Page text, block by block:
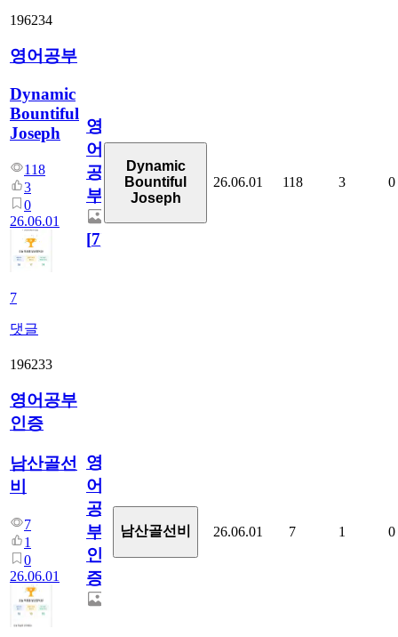
196234
영어공부
Dynamic
Bountiful
Joseph
118
3
0
26.06.01
7
댓글
영
어
공
부
[7]
Dynamic
Bountiful
Joseph
26.06.01 118 3 0
196233
영어공부
인증
남산골선
비
7
1
0
26.06.01
영
어
공
부
인
증
남산골선비 26.06.01 7 1 0